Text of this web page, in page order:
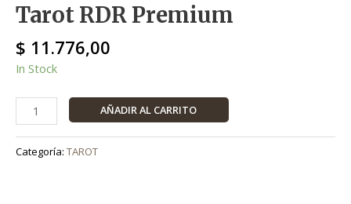
Tarot RDR Premium
$ 11.776,00
In Stock
cantidad
AÑADIR AL CARRITO
Categoría: TAROT